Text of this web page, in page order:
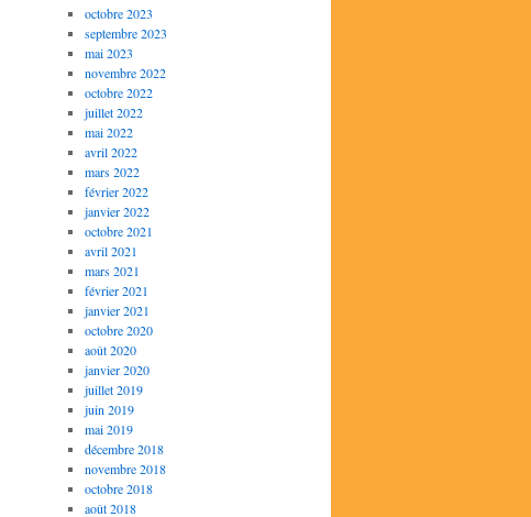
octobre 2023
septembre 2023
mai 2023
novembre 2022
octobre 2022
juillet 2022
mai 2022
avril 2022
mars 2022
février 2022
janvier 2022
octobre 2021
avril 2021
mars 2021
février 2021
janvier 2021
octobre 2020
août 2020
janvier 2020
juillet 2019
juin 2019
mai 2019
décembre 2018
novembre 2018
octobre 2018
août 2018